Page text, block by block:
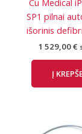
Cu Medical
SP1 pilnai
išorinis
1 529,00€
Į